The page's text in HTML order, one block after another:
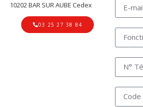
10202 BAR SUR AUBE Cedex
03 25 27 38 84